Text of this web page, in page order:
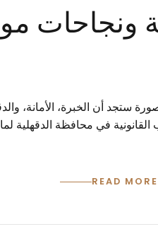
ونجاحات
أن الخبرة، الأمانة،
القانونية في محافظة
READ MORE